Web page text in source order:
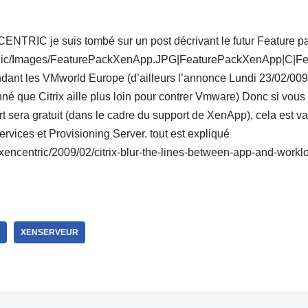
je suis tombé sur un post décrivant le futur Feature
Images/
les VMworld Europe (d’ailleurs l’annonce Lundi 23/02/
que Citrix aille plus loin pour contrer Vmware) Donc si
sera gratuit (dans le cadre du support de XenApp), cela est
et Provisioning Server. tout est expliqué
2009/02/citrix-blur-the-lines-between-app-and-
XENSERVEUR